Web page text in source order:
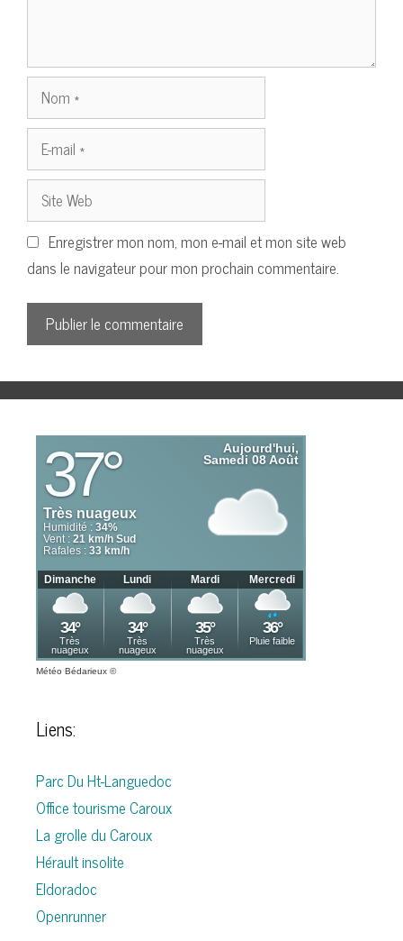
Nom
mail
Site
Web
Enregistrer mon nom, mon e-mail et mon site web
dans le navigateur pour mon prochain commentaire.
Météo Bédarieux ©
Liens:
Parc Du Ht-Languedoc
Office tourisme Caroux
La grolle du Caroux
Hérault insolite
Eldoradoc
Openrunner